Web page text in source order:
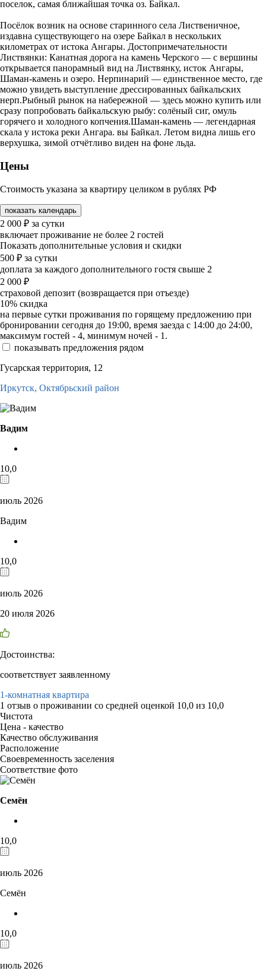
поселок, самая ближайшая точка оз. Байкал.
Посёлок возник на основе старинного села Лиственичное,
издавна существующего на озере Байкал в нескольких
километрах от истока Ангары. Достопримечательности
Листвянки: Канатная дорога на камень Черского — с вершины
открывается панорамный вид на Листвянку, исток Ангары,
Шаман-камень и озеро. Нерпинарий — единственное место, где
можно увидеть выступление дрессированных байкальских
нерп.Рыбный рынок на набережной — здесь можно купить или
сразу попробовать байкальскую рыбу: солёный сиг, омуль
горячего и холодного копчения.Шаман-камень — легендарная
скала у истока реки Ангара. вы Байкал. Летом видна лишь его
верхушка, зимой отчётливо виден на фоне льда.
Цены
Стоимость указана за квартиру целиком в рублях РФ
показать календарь
2 000 ₽ за сутки
включает проживание не более 2 гостей
Показать дополнительные условия и скидки
500 ₽ за сутки
доплата за каждого дополнительного гостя свыше 2
2 000 ₽
страховой депозит (возвращается при отъезде)
10% скидка
на первые сутки проживания по горящему предложению при
бронировании сегодня до 19:00, время заезда с 14:00 до 24:00,
максимум гостей - 4, минимум ночей - 1.
показывать предложения рядом
Гусарская территория, 12
Иркутск, Октябрьский район
Вадим
10,0
июль 2026
Вадим
10,0
июль 2026
20 июля 2026
Достоинства:
соответствует заявленному
1-комнатная квартира
1 отзыв о проживании со средней оценкой 10,0 из 10,0
Чистота
Цена - качество
Качество обслуживания
Расположение
Своевременность заселения
Соответствие фото
Семён
10,0
июль 2026
Семён
10,0
июль 2026